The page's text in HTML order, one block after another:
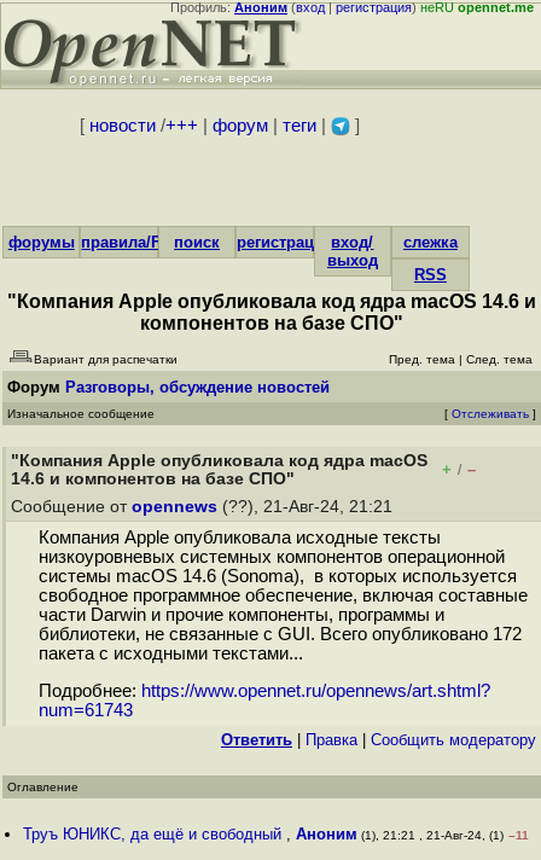
Профиль:Аноним(вход|регистрация)неRUopennet.me
[ новости/+++ форум| теги| ]
форумы правила/FAQпоиск регистрациявход/
выход
слежка
RSS
"Компания Apple опубликовала код ядра macOS 14.6 и
компонентов на базе СПО"
Вариант для распечатки Пред. тема | След. тема
Форум Разговоры, обсуждение новостей
Изначальное сообщение [ Отслеживать ]
"Компания Apple опубликовала код ядра macOS
14.6 и компонентов на базе СПО"
+ / –
Сообщение от opennews (??), 21-Авг-24, 21:21
Компания Apple опубликовала исходные тексты
низкоуровневых системных компонентов операционной
системы macOS 14.6 (Sonoma), в которых используется
свободное программное обеспечение, включая составные
части Darwin и прочие компоненты, программы и
библиотеки, не связанные с GUI. Всего опубликовано 172
пакета с исходными текстами...
Подробнее: https://www.opennet.ru/opennews/art.shtml?
num=61743
Ответить Правка| Cообщить модератору
Оглавление
Труъ ЮНИКС, да ещё и свободный ,Аноним (1), 21:21 , 21-Авг-24, (1) –11